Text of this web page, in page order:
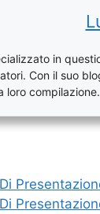
in
Con il suo
loro compilazione.